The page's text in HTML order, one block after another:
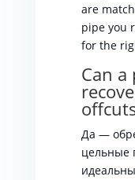
are
pipe you
for the
Can
Да —
цельные